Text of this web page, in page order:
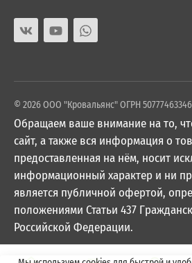
© 2026 ООО "Кровальянс" ОГРН
Обращаем ваше внимание на то,
сайт, а также вся информация о
предоставленная на нём, носит
информационный характер и ни
является публичной офертой,
положениями Статьи 437
Российской Федерации.